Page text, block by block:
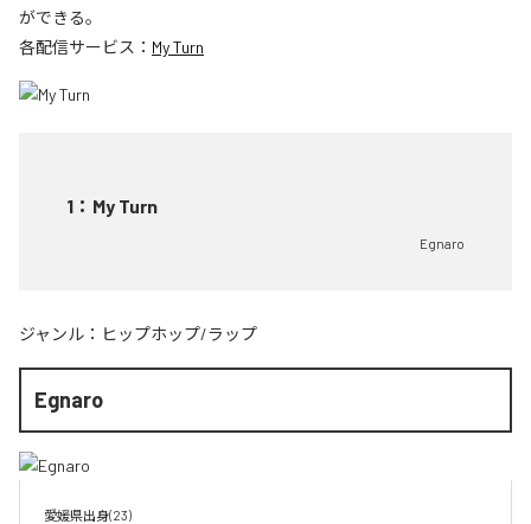
ができる。
各配信サービス： My Turn
1 ： My Turn
Egnaro
ジャンル： ヒップホップ/ラップ
Egnaro
愛媛県出身(23)